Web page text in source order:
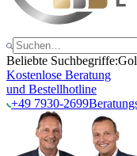
Beliebte Suchbegriffe:
Kostenlose Beratung
und Bestellhotline
+49 7930-2699